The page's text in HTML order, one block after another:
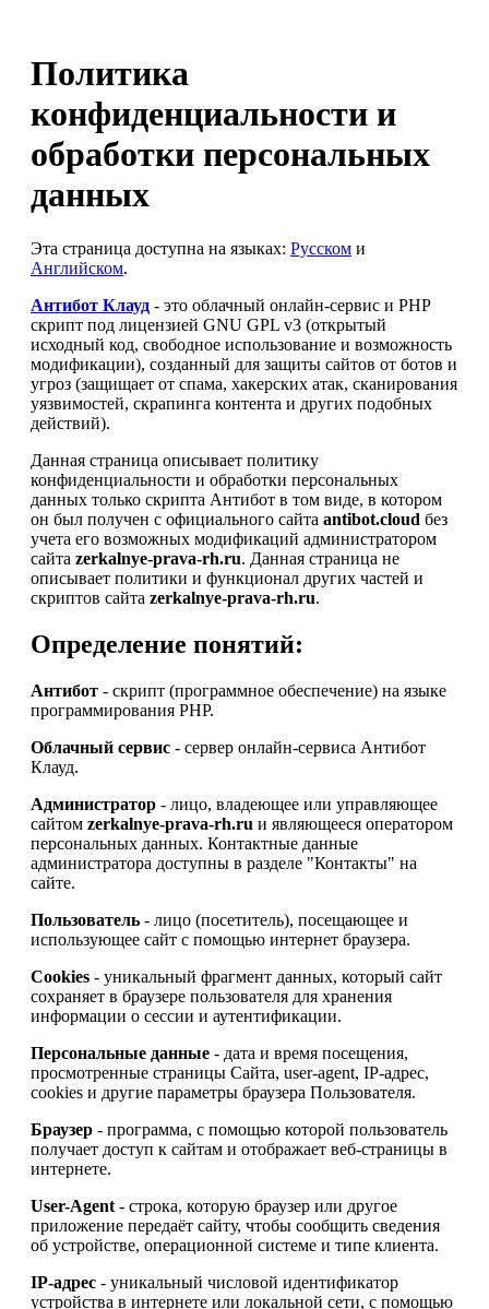
Политика
конфиденциальности и
обработки персональных
данных
Эта страница доступна на языках: Русском и
Английском.
Антибот Клауд - это облачный онлайн-сервис и PHP
скрипт под лицензией GNU GPL v3 (открытый
исходный код, свободное использование и возможность
модификации), созданный для защиты сайтов от ботов и
угроз (защищает от спама, хакерских атак, сканирования
уязвимостей, скрапинга контента и других подобных
действий).
Данная страница описывает политику
конфиденциальности и обработки персональных
данных только скрипта Антибот в том виде, в котором
он был получен с официального сайта antibot.cloud без
учета его возможных модификаций администратором
сайта zerkalnye-prava-rh.ru. Данная страница не
описывает политики и функционал других частей и
скриптов сайта zerkalnye-prava-rh.ru.
Определение понятий:
Антибот - скрипт (программное обеспечение) на языке
программирования PHP.
Облачный сервис - сервер онлайн-сервиса Антибот
Клауд.
Администратор - лицо, владеющее или управляющее
сайтом zerkalnye-prava-rh.ru и являющееся оператором
персональных данных. Контактные данные
администратора доступны в разделе "Контакты" на
сайте.
Пользователь - лицо (посетитель), посещающее и
использующее сайт с помощью интернет браузера.
Cookies - уникальный фрагмент данных, который сайт
сохраняет в браузере пользователя для хранения
информации о сессии и аутентификации.
Персональные данные - дата и время посещения,
просмотренные страницы Сайта, user-agent, IP-адрес,
cookies и другие параметры браузера Пользователя.
Браузер - программа, с помощью которой пользователь
получает доступ к сайтам и отображает веб-страницы в
интернете.
User-Agent - строка, которую браузер или другое
приложение передаёт сайту, чтобы сообщить сведения
об устройстве, операционной системе и типе клиента.
IP-адрес - уникальный числовой идентификатор
устройства в интернете или локальной сети, с помощью